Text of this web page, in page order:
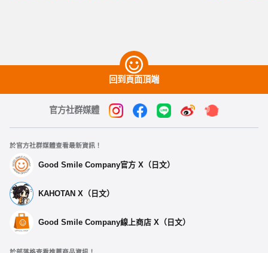
回到頁面頂端
官方社群媒體
於官方社群媒體查看最新資訊！
Good Smile Company官方 X（日文）
KAHOTAN X（日文）
Good Smile Company線上商店 X（日文）